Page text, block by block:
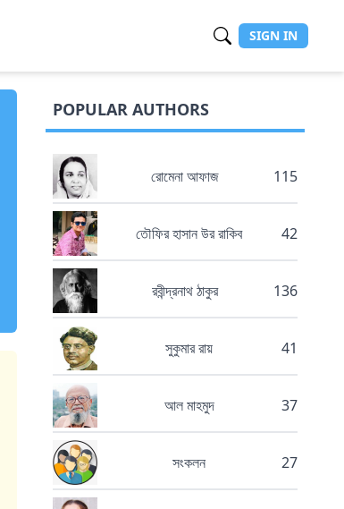
SIGN IN
POPULAR AUTHORS
রোমেনা আফাজ 115
তৌফির হাসান উর রাকিব 42
রবীন্দ্রনাথ ঠাকুর 136
সুকুমার রায় 41
আল মাহমুদ 37
সংকলন 27